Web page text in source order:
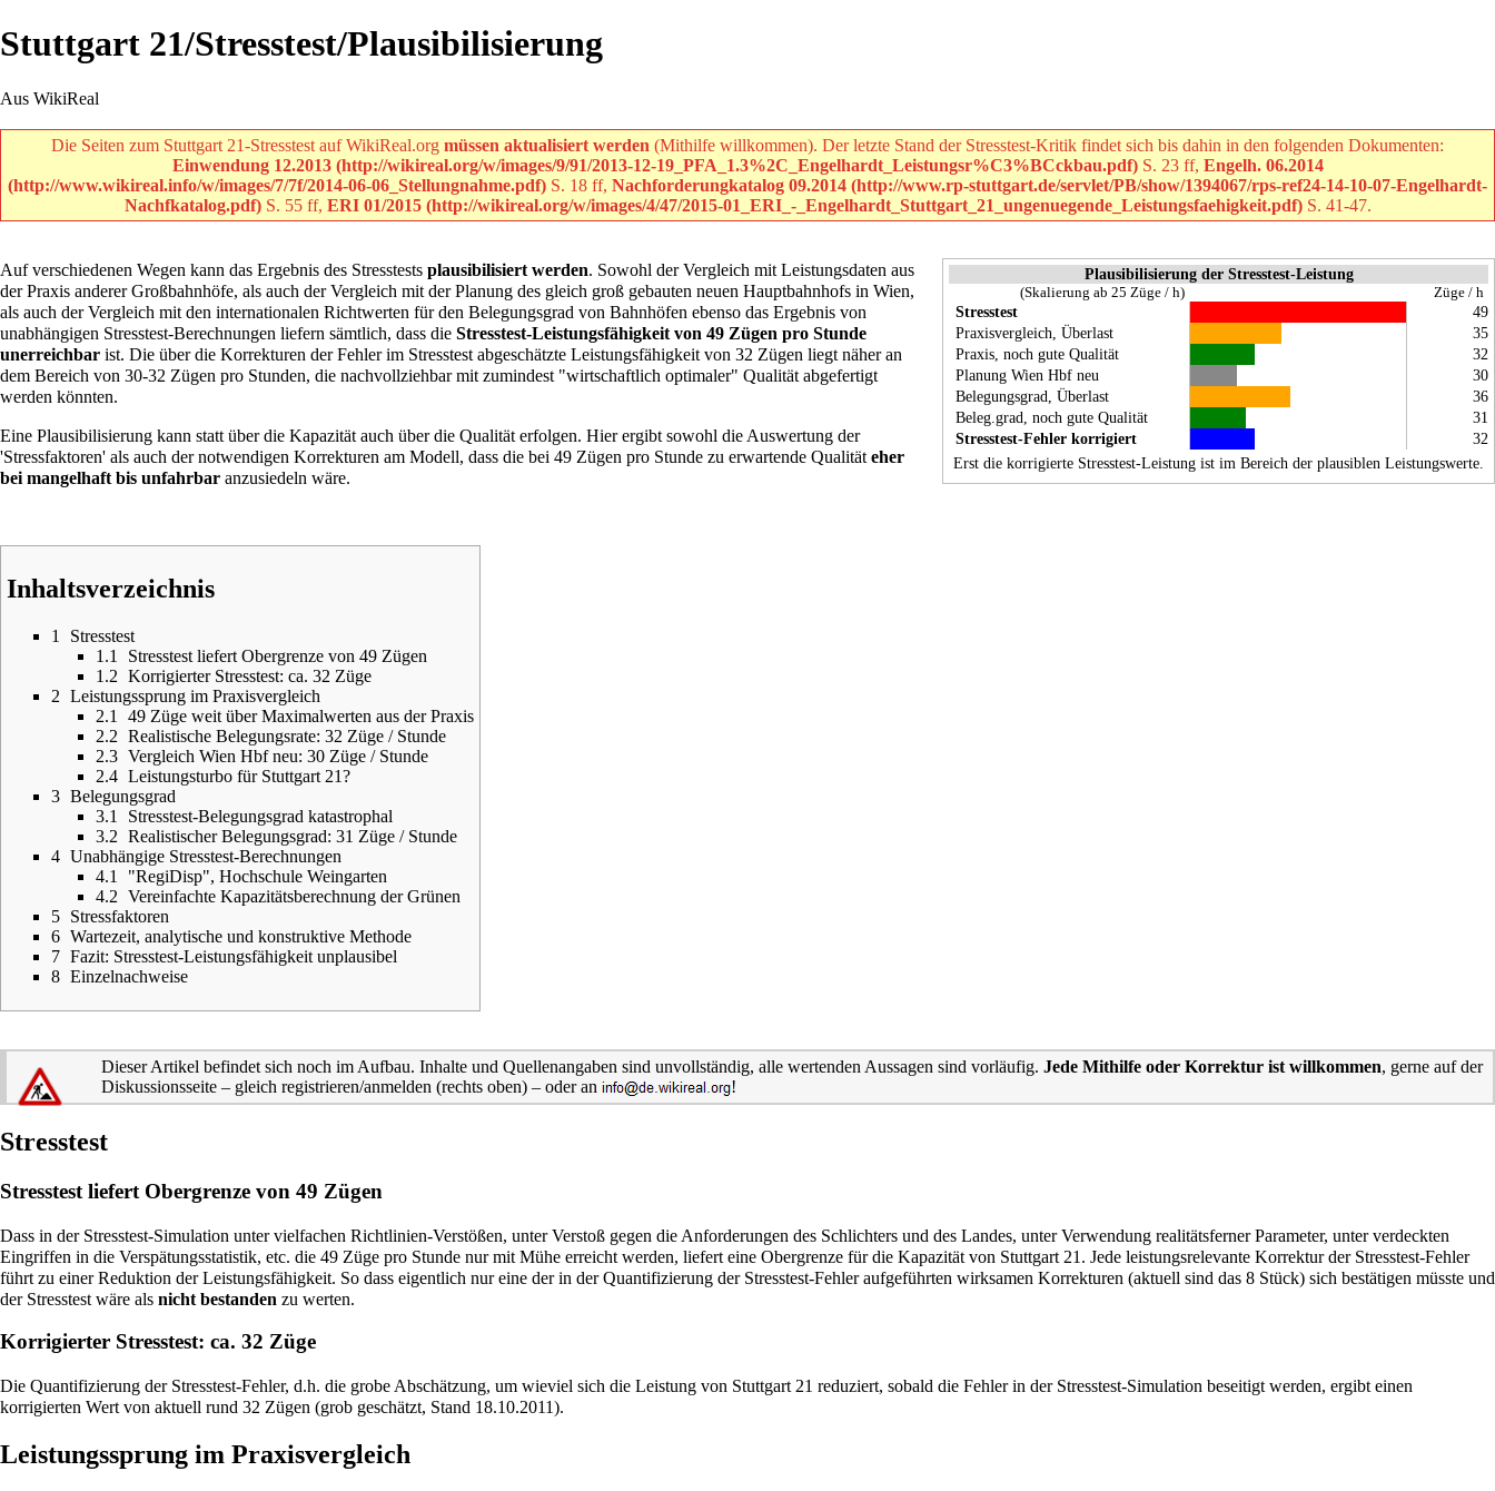
Stuttgart 21/Stresstest/Plausibilisierung
Aus WikiReal
Die Seiten zum Stuttgart 21-Stresstest auf WikiReal.org müssen aktualisiert werden (Mithilfe willkommen). Der letzte Stand der Stresstest-Kritik findet sich bis dahin in den folgenden Dokumenten:
Einwendung 12.2013
S. 23 ff, Engelh. 06.2014
S. 18 ff, Nachforderungkatalog 09.2014
S. 55 ff, ERI 01/2015 S. 41-47.
Plausibilisierung der Stresstest-Leistung
(Skalierung ab 25 Züge / h) Züge / h
Stresstest
49
Praxisvergleich, Überlast
35
Praxis, noch gute Qualität
32
Planung Wien Hbf neu
30
Belegungsgrad, Überlast
36
Beleg.grad, noch gute Qualität
31
Stresstest-Fehler korrigiert
32
Erst die korrigierte Stresstest-Leistung ist im Bereich der plausiblen Leistungswerte.
Auf verschiedenen Wegen kann das Ergebnis des Stresstests plausibilisiert werden. Sowohl der Vergleich mit Leistungsdaten aus
der Praxis anderer Großbahnhöfe, als auch der Vergleich mit der Planung des gleich groß gebauten neuen Hauptbahnhofs in Wien,
als auch der Vergleich mit den internationalen Richtwerten für den Belegungsgrad von Bahnhöfen ebenso das Ergebnis von
unabhängigen Stresstest-Berechnungen liefern sämtlich, dass die Stresstest-Leistungsfähigkeit von 49 Zügen pro Stunde
unerreichbar ist. Die über die Korrekturen der Fehler im Stresstest abgeschätzte Leistungsfähigkeit von 32 Zügen liegt näher an
dem Bereich von 30-32 Zügen pro Stunden, die nachvollziehbar mit zumindest "wirtschaftlich optimaler" Qualität abgefertigt
werden könnten.
Eine Plausibilisierung kann statt über die Kapazität auch über die Qualität erfolgen. Hier ergibt sowohl die Auswertung der
'Stressfaktoren' als auch der notwendigen Korrekturen am Modell, dass die bei 49 Zügen pro Stunde zu erwartende Qualitäteher
bei mangelhaft bis unfahrbar anzusiedeln wäre.
Inhaltsverzeichnis
1
Stresstest
1.1
Stresstest liefert Obergrenze von 49 Zügen
1.2 Korrigierter Stresstest: ca. 32 Züge
2 Leistungssprung im Praxisvergleich
2.1
49 Züge weit über Maximalwerten aus der Praxis
2.2 Realistische Belegungsrate: 32 Züge / Stunde
2.3 Vergleich Wien Hbf neu: 30 Züge / Stunde
2.4 Leistungsturbo für Stuttgart 21?
3 Belegungsgrad
3.1
Stresstest-Belegungsgrad katastrophal
3.2 Realistischer Belegungsgrad: 31 Züge / Stunde
4 Unabhängige Stresstest-Berechnungen
4.1
"RegiDisp", Hochschule Weingarten
4.2 Vereinfachte Kapazitätsberechnung der Grünen
5 Stressfaktoren
6 Wartezeit, analytische und konstruktive Methode
7 Fazit: Stresstest-Leistungsfähigkeit unplausibel
8 Einzelnachweise
Dieser Artikel befindet sich noch im Aufbau. Inhalte und Quellenangaben sind unvollständig, alle wertenden Aussagen sind vorläufig.Jede Mithilfe oder Korrektur ist willkommen, gerne auf der
Diskussionsseite – gleich registrieren/anmelden (rechts oben) – oder an !
Stresstest
Stresstest liefert Obergrenze von 49 Zügen
Dass in der Stresstest-Simulation unter vielfachen Richtlinien-Verstößen, unter Verstoß gegen die Anforderungen des Schlichters und des Landes, unter Verwendung realitätsferner Parameter, unter verdeckten
Eingriffen in die Verspätungsstatistik, etc. die 49 Züge pro Stunde nur mit Mühe erreicht werden, liefert eine Obergrenze für die Kapazität von Stuttgart 21. Jede leistungsrelevante Korrektur der Stresstest-Fehler
führt zu einer Reduktion der Leistungsfähigkeit. So dass eigentlich nur eine der in derQuantifizierung der Stresstest-Fehler aufgeführten wirksamen Korrekturen (aktuell sind das 8 Stück) sich bestätigen müsste und
der Stresstest wäre als nicht bestanden zu werten.
Korrigierter Stresstest: ca. 32 Züge
Die Quantifizierung der Stresstest-Fehler, d.h. die grobe Abschätzung, um wieviel sich die Leistung von Stuttgart 21 reduziert, sobald die Fehler in der Stresstest-Simulation beseitigt werden, ergibt einen
korrigierten Wert von aktuell rund 32 Zügen (grob geschätzt, Stand 18.10.2011).
Leistungssprung im Praxisvergleich